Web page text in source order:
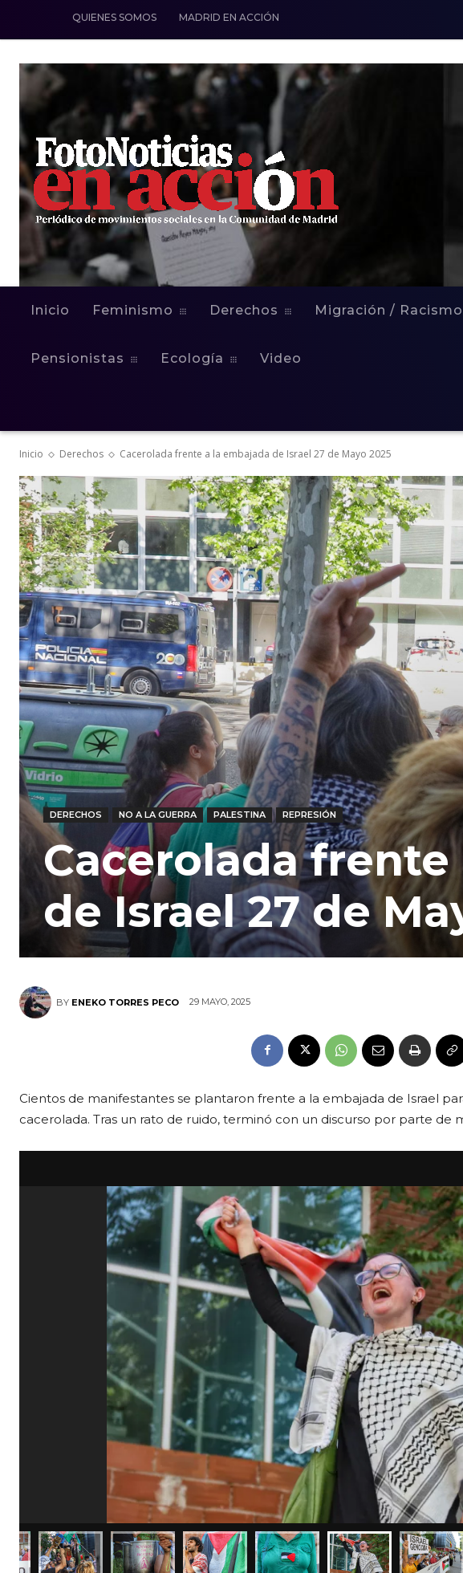
QUIENES SOMOS MADRID EN ACCIÓN
Inicio Feminismo Derechos Migración / Racismo
Pensionistas Ecología Video
Inicio Derechos Cacerolada frente a la embajada de Israel 27 de Mayo 2025
DERECHOS NO A LA GUERRA PALESTINA REPRESIÓN
Cacerolada
de Israel 27 de
BY ENEKO TORRES PECO 29 MAYO, 2025
Cientos de manifestantes se plantaron frente a la embajada de Israel
cacerolada. Tras un rato de ruido, terminó con un discurso por parte de